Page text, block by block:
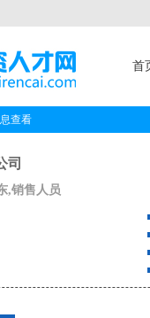
首
查看
司
,销售人员